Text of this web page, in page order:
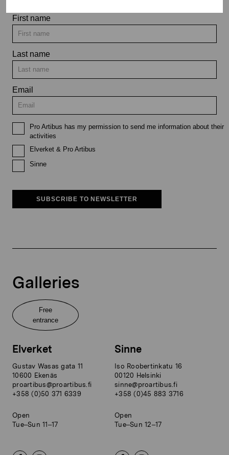
First name
Last name
Email
Pro Artibus has my permission to send me information about their
activities
Elverket & Pro Artibus
Sinne
SUBSCRIBE TO NEWSLETTER
Galleries
Free
entrance
Elverket
Gustav Wasas gata 11
10600 Ekenäs
proartibus@proartibus.fi
+358 (0)50 371 6339
Open
Tue–Sun 11–17
Sinne
Iso Roobertinkatu 16
00120 Helsinki
sinne@proartibus.fi
+358 (0)45 883 3716
Open
Tue–Sun 12–17